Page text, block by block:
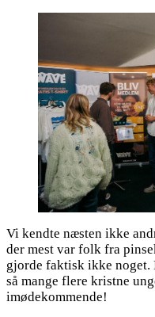
Vi kendte næsten ikke
der mest var folk fra
gjorde faktisk ikke noget.
så mange flere kristne
imødekommende!